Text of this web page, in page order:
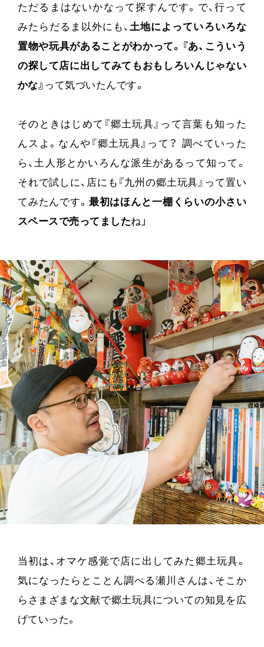
ただるまはないかなって探すんです。で、行って
みたらだるま以外にも、土地によっていろいろな
置物や玩具があることがわかって。『あ、こういう
の探して店に出してみてもおもしろいんじゃない
かな』 って気づいたんです。
そのときはじめて『郷土玩具』って言葉も知った
んスよ。なんや『郷土玩具』って？ 調べていった
ら、土人形とかいろんな派生があるって知って。
それで試しに、店にも『九州の郷土玩具』って置い
てみたんです。 最初はほんと一棚くらいの小さい
スペースで売ってましたね」
当初は、オマケ感覚で店に出してみた郷土玩具。
気になったらとことん調べる瀬川さんは、そこか
らさまざまな文献で郷土玩具についての知見を広
げていった。